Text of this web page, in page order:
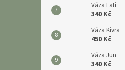
Váza Lati
340 Kč
Váza Kivra
450 Kč
Váza Jun
340 Kč